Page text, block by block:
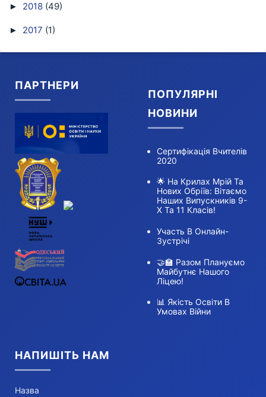
► 2018 (49)
► 2017 (1)
ПАРТНЕРИ
ПОПУЛЯРНІ
НОВИНИ
Сертифікація Вчителів
2020
🌟 На Крилах Мрій Та
Нових Обріїв: Вітаємо
Наших Випускників 9-
Х Та 11 Класів!
Участь В Онлайн-
Зустрічі
🤝🏫 Разом Плануємо
Майбутнє Нашого
Ліцею!
📊 Якість Освіти В
Умовах Війни
НАПИШІТЬ НАМ
Назва